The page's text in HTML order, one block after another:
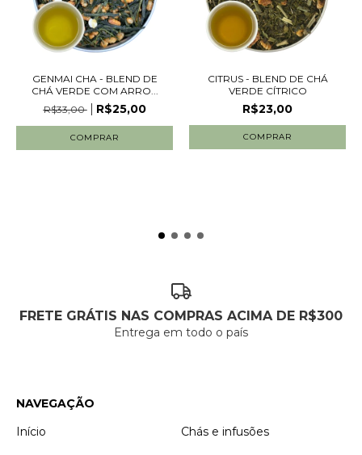
GENMAI CHA - BLEND DE
CHÁ VERDE COM ARRO...
R$33,00
R$25,00
COMPRAR
CITRUS - BLEND DE CHÁ
VERDE CÍTRICO
R$23,00
COMPRAR
FRETE GRÁTIS NAS COMPRAS ACIMA DE R$300
Entrega em todo o país
NAVEGAÇÃO
Início
Chás e infusões